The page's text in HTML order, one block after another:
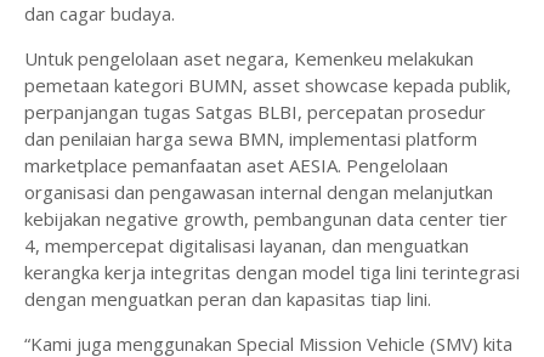
dan cagar budaya.
Untuk pengelolaan aset negara, Kemenkeu melakukan
pemetaan kategori BUMN, asset showcase kepada publik,
perpanjangan tugas Satgas BLBI, percepatan prosedur
dan penilaian harga sewa BMN, implementasi platform
marketplace pemanfaatan aset AESIA. Pengelolaan
organisasi dan pengawasan internal dengan melanjutkan
kebijakan negative growth, pembangunan data center tier
4, mempercepat digitalisasi layanan, dan menguatkan
kerangka kerja integritas dengan model tiga lini terintegrasi
dengan menguatkan peran dan kapasitas tiap lini.
“Kami juga menggunakan Special Mission Vehicle (SMV) kita